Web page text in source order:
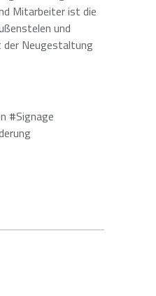
Mitarbeiter ist die
und
der Neugestaltung
#Signage